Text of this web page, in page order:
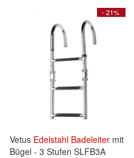
- 21%
Vetus Edelstahl Badeleiter mit
Bügel - 3 Stufen SLFB3A